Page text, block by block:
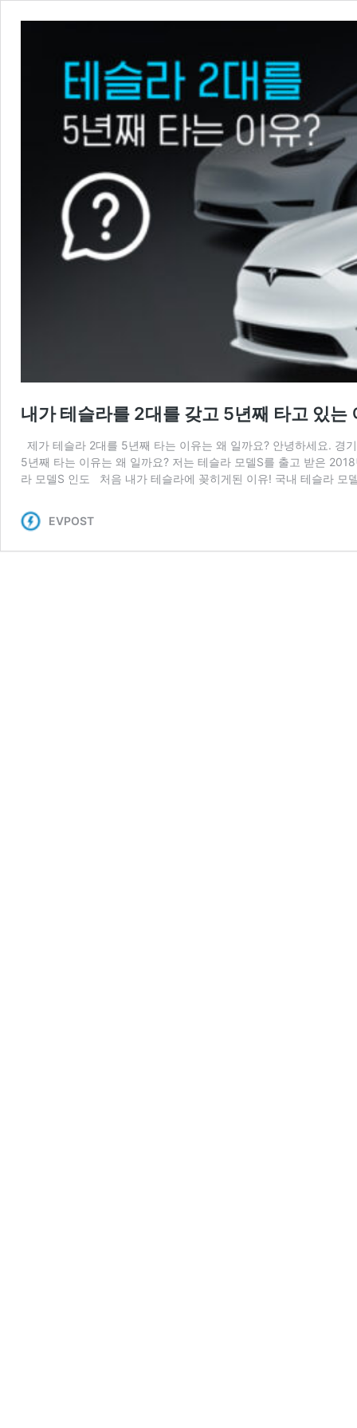
내가 테슬라를 2대를 갖고 5년째 타고 있는
제가 테슬라 2대를 5년째 타는 이유는 왜 일까요? 안녕하세요. 경
5년째 타는 이유는 왜 일까요? 저는 테슬라 모델S를 출고 받은
라 모델S 인도 처음 내가 테슬라에 꽂히게된 이유! 국내 테슬라 모
EVPOST